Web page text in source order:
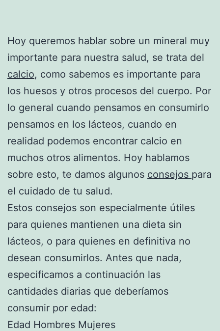
Hoy queremos hablar sobre un mineral muy
importante para nuestra salud, se trata del
calcio, como sabemos es importante para
los huesos y otros procesos del cuerpo. Por
lo general cuando pensamos en consumirlo
pensamos en los lácteos, cuando en
realidad podemos encontrar calcio en
muchos otros alimentos. Hoy hablamos
sobre esto, te damos algunos consejos para
el cuidado de tu salud.
Estos consejos son especialmente útiles
para quienes mantienen una dieta sin
lácteos, o para quienes en definitiva no
desean consumirlos. Antes que nada,
especificamos a continuación las
cantidades diarias que deberíamos
consumir por edad:
Edad Hombres Mujeres